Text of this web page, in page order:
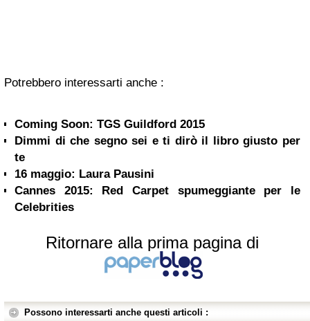
Potrebbero interessarti anche :
Coming Soon: TGS Guildford 2015
Dimmi di che segno sei e ti dirò il libro giusto per
te
16 maggio: Laura Pausini
Cannes 2015: Red Carpet spumeggiante per le
Celebrities
Ritornare alla prima pagina di
Possono interessarti anche questi articoli :